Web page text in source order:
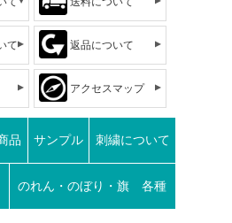
て 返品について
アクセスマップ
品 サンプル 刺繍について
のれん・のぼり・旗 各種